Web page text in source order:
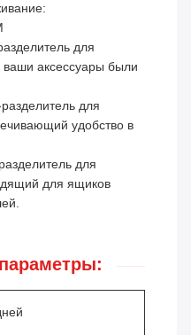
для
аксессуары были
для
удобство в
для
для ящиков